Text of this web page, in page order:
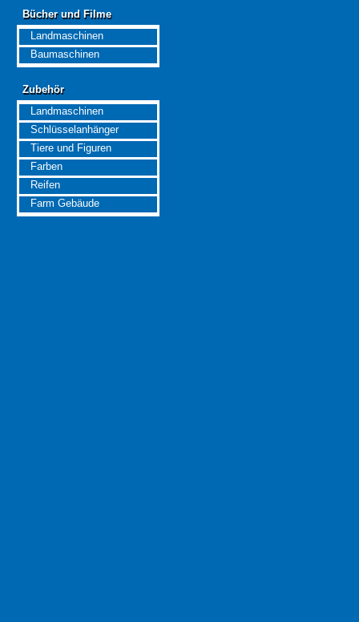
Bücher und Filme
Bücher und Filme
Landmaschinen
Baumaschinen
Zubehör
Zubehör
Landmaschinen
Schlüsselanhänger
Tiere und Figuren
Farben
Reifen
Farm Gebäude